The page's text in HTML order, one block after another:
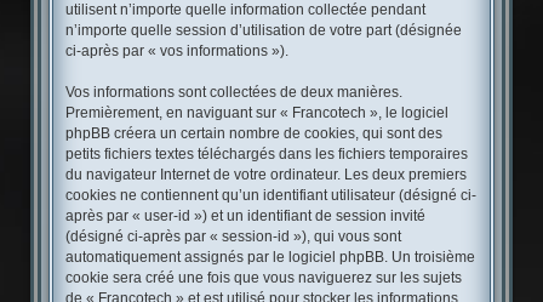
utilisent n’importe quelle information collectée pendant
n’importe quelle session d’utilisation de votre part (désignée
ci-après par « vos informations »).
Vos informations sont collectées de deux manières.
Premièrement, en naviguant sur « Francotech », le logiciel
phpBB créera un certain nombre de cookies, qui sont des
petits fichiers textes téléchargés dans les fichiers temporaires
du navigateur Internet de votre ordinateur. Les deux premiers
cookies ne contiennent qu’un identifiant utilisateur (désigné ci-
après par « user-id ») et un identifiant de session invité
(désigné ci-après par « session-id »), qui vous sont
automatiquement assignés par le logiciel phpBB. Un troisième
cookie sera créé une fois que vous naviguerez sur les sujets